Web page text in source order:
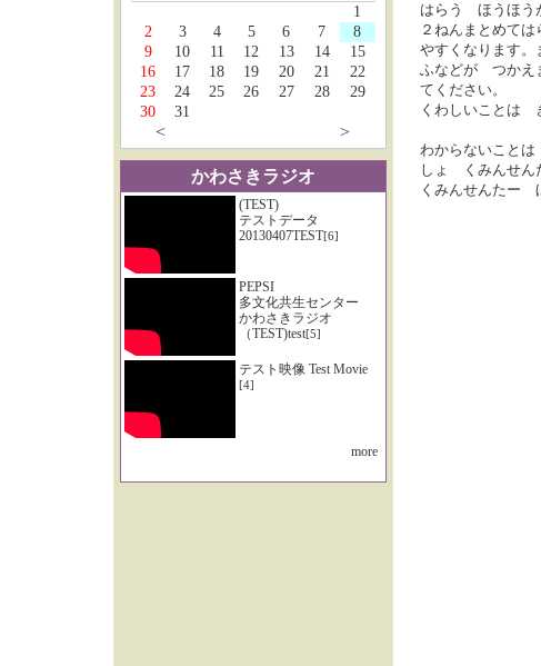
1
2
3 4 5 6 7
8
9
10 11 12 13 14
15
16
17 18 19 20 21
22
23
24 25 26 27 28
29
30
31
< >
かわさきラジオ
(TEST)
テストデータ
20130407TEST[6]
PEPSI
多文化共生センター
かわさきラジオ
（TEST)test[5]
テスト映像 Test Movie
[4]
more
はらう ほうほう
２ねんまとめて
やすくなります
ふなどが つかえ
てください。
くわしいことは
わからないこと
しょ くみんせ
くみんせんたー